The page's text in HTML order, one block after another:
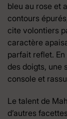
bleu au rose et
contours
cite volontiers
caractère
parfait reflet.
des doigts, une
console et
Le talent de
d’autres